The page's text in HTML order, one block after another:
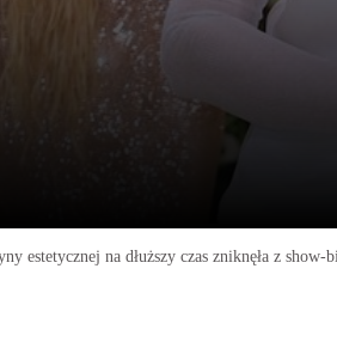
estetycznej na dłuższy czas zniknęła z